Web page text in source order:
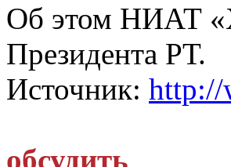
Об этом НИАТ
Президента РТ.
Источник: http://
обсудить